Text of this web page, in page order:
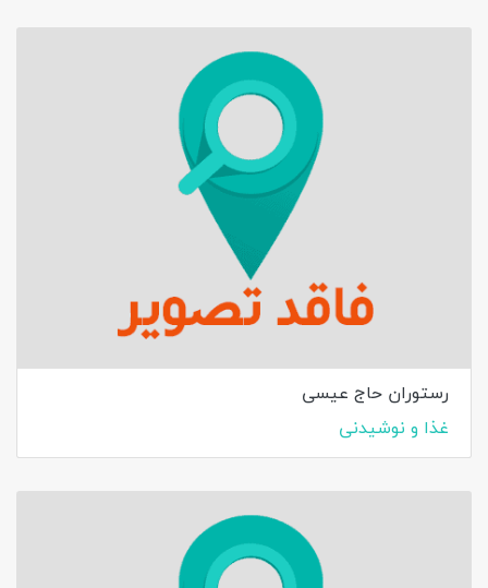
رستوران حاج عیسی
غذا و نوشیدنی